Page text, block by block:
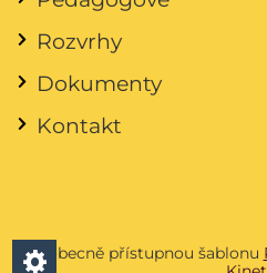
Rozvrhy
Dokumenty
Kontakt
Všeobecně přístupnou šablonu